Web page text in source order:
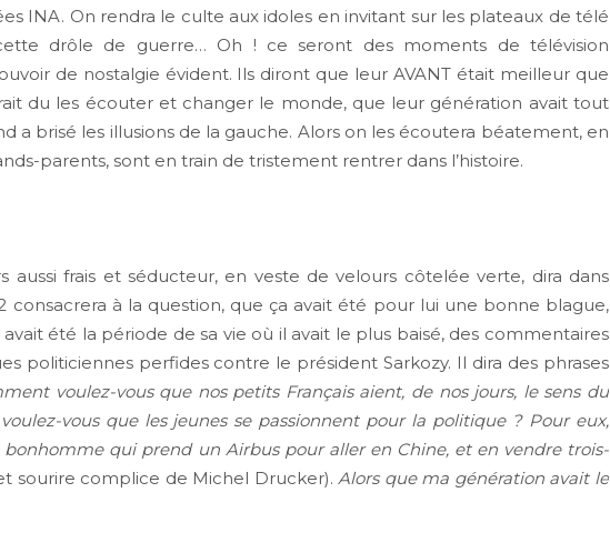
INA. On rendra le culte aux idoles en invitant sur les plateaux de télé
drôle de guerre… Oh ! ce seront des moments de télévision
de nostalgie évident. Ils diront que leur AVANT était meilleur que
du les écouter et changer le monde, que leur génération avait tout
a brisé les illusions de la gauche. Alors on les écoutera béatement, en
parents, sont en train de tristement rentrer dans l’histoire.
frais et séducteur, en veste de velours côtelée verte, dira dans
consacrera à la question, que ça avait été pour lui une bonne blague,
été la période de sa vie où il avait le plus baisé, des commentaires
politiciennes perfides contre le président Sarkozy. Il dira des phrases
voulez-vous que nos petits Français aient, de nos jours, le sens du
vous que les jeunes se passionnent pour la politique ? Pour eux,
qui prend un Airbus pour aller en Chine, et en vendre trois-
sourire complice de Michel Drucker).Alors que ma génération avait le